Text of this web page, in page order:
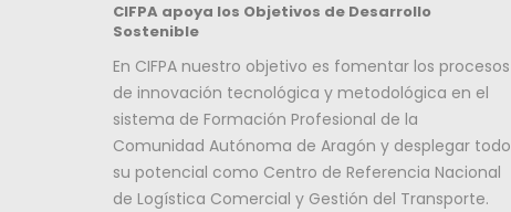
CIFPA apoya los Objetivos de Desarrollo
Sostenible
En CIFPA nuestro objetivo es fomentar los procesos
de innovación tecnológica y metodológica en el
sistema de Formación Profesional de la
Comunidad Autónoma de Aragón y desplegar todo
su potencial como Centro de Referencia Nacional
de Logística Comercial y Gestión del Transporte.